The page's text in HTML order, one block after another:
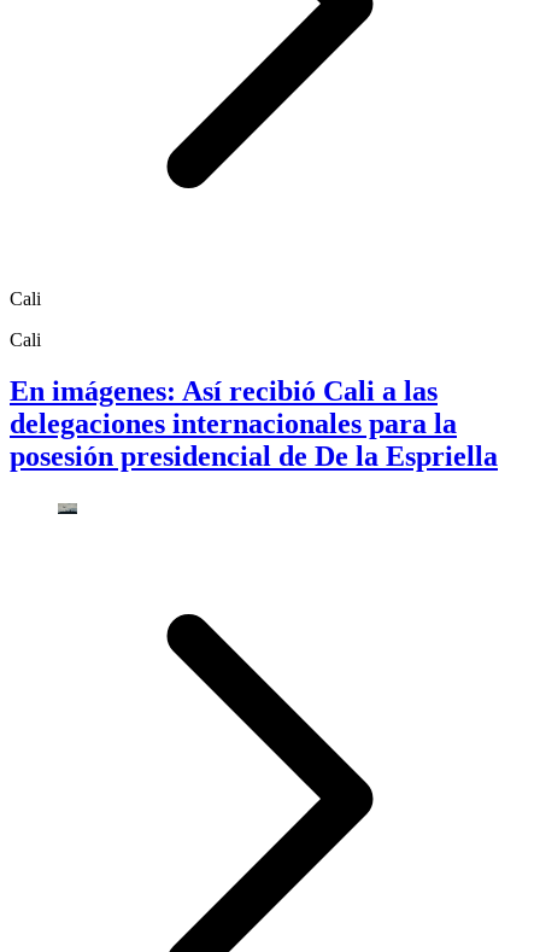
Cali
Cali
En imágenes: Así recibió Cali a las
delegaciones internacionales para la
posesión presidencial de De la Espriella